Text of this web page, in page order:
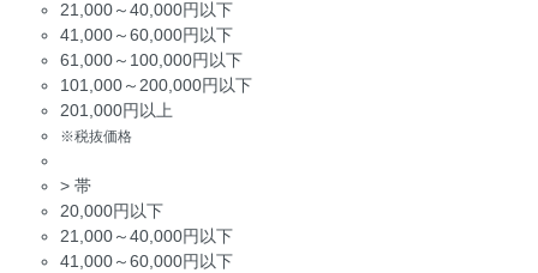
21,000～40,000円以下
41,000～60,000円以下
61,000～100,000円以下
101,000～200,000円以下
201,000円以上
※税抜価格
> 帯
20,000円以下
21,000～40,000円以下
41,000～60,000円以下